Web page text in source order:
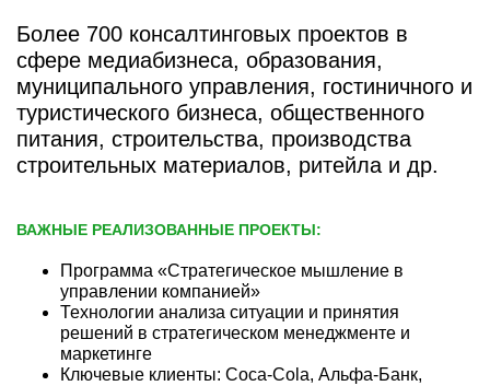
Более 700 консалтинговых проектов в
сфере медиабизнеса, образования,
муниципального управления, гостиничного и
туристического бизнеса, общественного
питания, строительства, производства
строительных материалов, ритейла и др.
ВАЖНЫЕ РЕАЛИЗОВАННЫЕ ПРОЕКТЫ:
Программа «Стратегическое мышление в
управлении компанией»
Технологии анализа ситуации и принятия
решений в стратегическом менеджменте и
маркетинге
Ключевые клиенты: Соса-Cola, Альфа-Банк,